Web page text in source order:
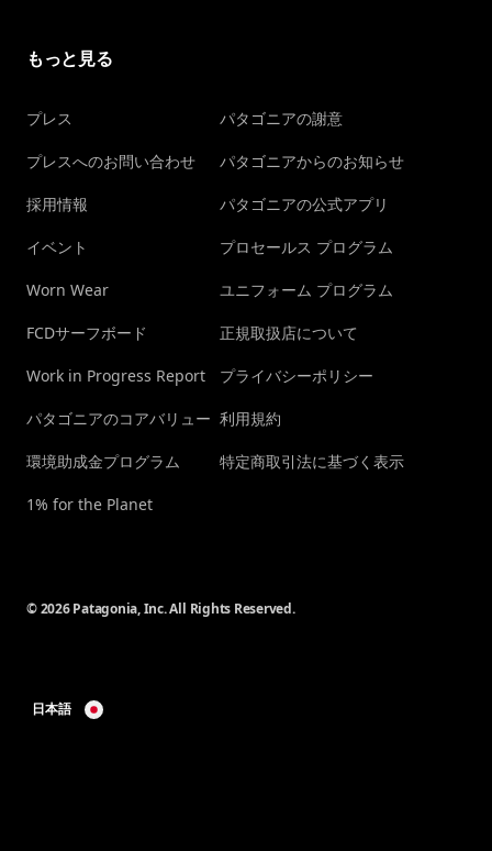
もっと見る
プレス
プレスへのお問い合わせ
採用情報
イベント
Worn Wear
FCDサーフボード
Work in Progress Report
パタゴニアのコアバリュー
環境助成金プログラム
1% for the Planet
パタゴニアの謝意
パタゴニアからのお知らせ
パタゴニアの公式アプリ
プロセールス プログラム
ユニフォーム プログラム
正規取扱店について
プライバシーポリシー
利用規約
特定商取引法に基づく表示
© 2026 Patagonia, Inc. All Rights Reserved.
日本語